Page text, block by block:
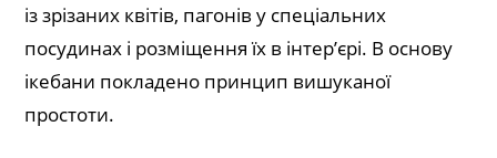
із зрізаних квітів, пагонів у спеціальних
посудинах і розміщення їх в інтер’єрі. В основу
ікебани покладено принцип вишуканої
простоти.